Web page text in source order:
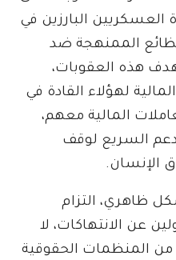
العسكريين البارزين في
الممنهجة ضد
هذه العقوبات،
لهؤلاء القادة في
المالية معهم،
السريع لوقف
الإنسان.
ظاهري، التزام
عن الانتهاكات، لا
المنظمات الحقوقية